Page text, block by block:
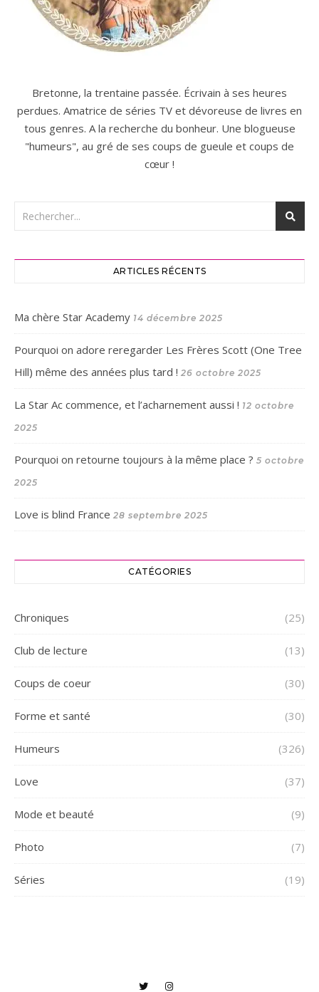
Bretonne, la trentaine passée. Écrivain à ses heures
perdues. Amatrice de séries TV et dévoreuse de livres en
tous genres. A la recherche du bonheur. Une blogueuse
"humeurs", au gré de ses coups de gueule et coups de
cœur !
ARTICLES RÉCENTS
Ma chère Star Academy 14 décembre 2025
Pourquoi on adore reregarder Les Frères Scott (One Tree
Hill) même des années plus tard ! 26 octobre 2025
La Star Ac commence, et l’acharnement aussi ! 12 octobre
2025
Pourquoi on retourne toujours à la même place ? 5 octobre
2025
Love is blind France 28 septembre 2025
CATÉGORIES
Chroniques (25)
Club de lecture (13)
Coups de coeur (30)
Forme et santé (30)
Humeurs (326)
Love (37)
Mode et beauté (9)
Photo (7)
Séries (19)